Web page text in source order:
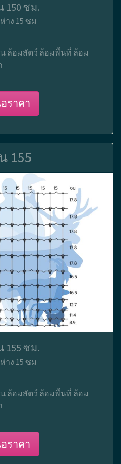
ซม.
าง 15 ซม
ล้อมสัตว์ ล้อมพื้นที่ ล้อม
ราคา
155
ซม.
าง 15 ซม
ล้อมสัตว์ ล้อมพื้นที่ ล้อม
ราคา